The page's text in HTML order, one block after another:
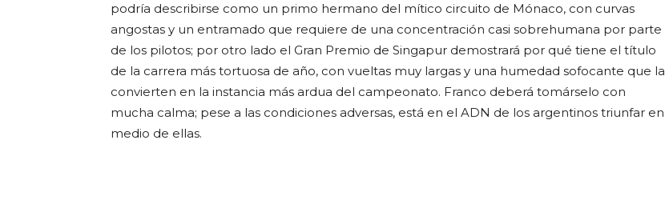
podría describirse como un primo hermano del mítico circuito de Mónaco, con curvas
angostas y un entramado que requiere de una concentración casi sobrehumana por parte
de los pilotos; por otro lado el Gran Premio de Singapur demostrará por qué tiene el título
de la carrera más tortuosa de año, con vueltas muy largas y una humedad sofocante que la
convierten en la instancia más ardua del campeonato. Franco deberá tomárselo con
mucha calma; pese a las condiciones adversas, está en el ADN de los argentinos triunfar en
medio de ellas.